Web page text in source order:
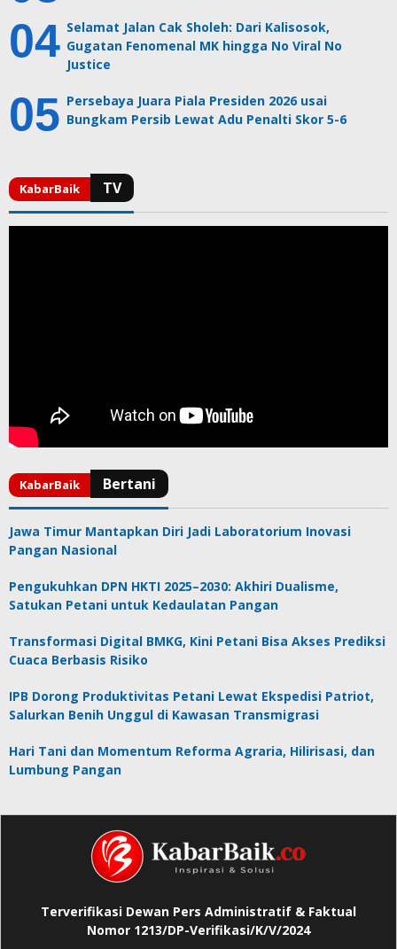
Selamat Jalan Cak Sholeh: Dari Kalisosok,
Gugatan Fenomenal MK hingga No Viral No
Justice
Persebaya Juara Piala Presiden 2026 usai
Bungkam Persib Lewat Adu Penalti Skor 5-6
Jawa Timur Mantapkan Diri Jadi Laboratorium Inovasi
Pangan Nasional
Pengukuhkan DPN HKTI 2025–2030: Akhiri Dualisme,
Satukan Petani untuk Kedaulatan Pangan
Transformasi Digital BMKG, Kini Petani Bisa Akses Prediksi
Cuaca Berbasis Risiko
IPB Dorong Produktivitas Petani Lewat Ekspedisi Patriot,
Salurkan Benih Unggul di Kawasan Transmigrasi
Hari Tani dan Momentum Reforma Agraria, Hilirisasi, dan
Lumbung Pangan
Terverifikasi Dewan Pers Administratif & Faktual
Nomor 1213/DP-Verifikasi/K/V/2024